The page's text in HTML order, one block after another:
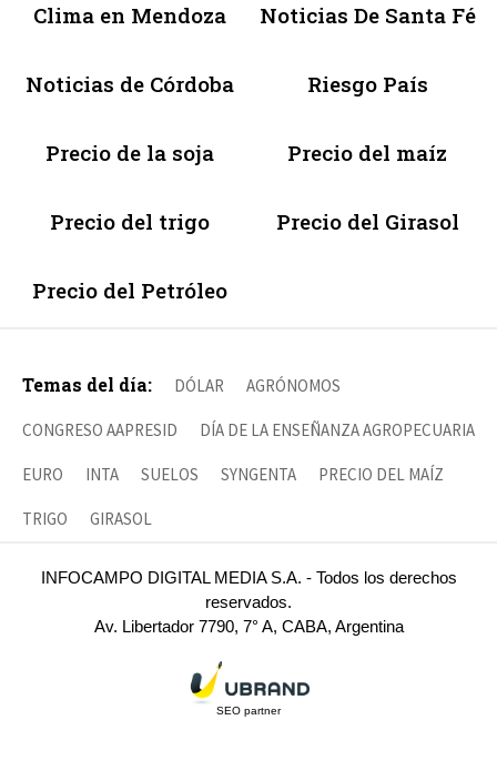
Clima en Mendoza Noticias De Santa Fé
Noticias de Córdoba Riesgo País
Precio de la soja Precio del maíz
Precio del trigo Precio del Girasol
Precio del Petróleo
Temas del día: DÓLAR AGRÓNOMOS
CONGRESO AAPRESID DÍA DE LA ENSEÑANZA AGROPECUARIA
EURO INTA SUELOS SYNGENTA PRECIO DEL MAÍZ
TRIGO GIRASOL
INFOCAMPO DIGITAL MEDIA S.A. - Todos los derechos
reservados.
Av. Libertador 7790, 7° A, CABA, Argentina
SEO partner